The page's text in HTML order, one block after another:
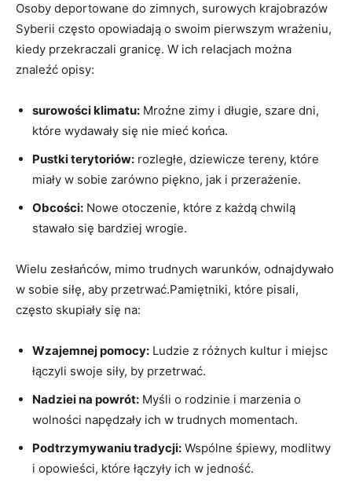
Osoby deportowane do zimnych, surowych krajobrazów
Syberii często opowiadają o swoim pierwszym wrażeniu,
kiedy przekraczali granicę. W ich relacjach można
znaleźć opisy:
surowości klimatu: Mroźne zimy i długie, szare dni,
które wydawały się nie mieć końca.
Pustki terytoriów: rozległe, dziewicze tereny, które
miały w sobie zarówno piękno, jak i przerażenie.
Obcości: Nowe otoczenie, które z każdą chwilą
stawało się bardziej wrogie.
Wielu zesłańców, mimo trudnych warunków, odnajdywało
w sobie siłę, aby przetrwać.Pamiętniki, które pisali,
często skupiały się na:
Wzajemnej pomocy: Ludzie z różnych kultur i miejsc
łączyli swoje siły, by przetrwać.
Nadziei na powrót: Myśli o rodzinie i marzenia o
wolności napędzały ich w trudnych momentach.
Podtrzymywaniu tradycji: Wspólne śpiewy, modlitwy
i opowieści, które łączyły ich w jedność.